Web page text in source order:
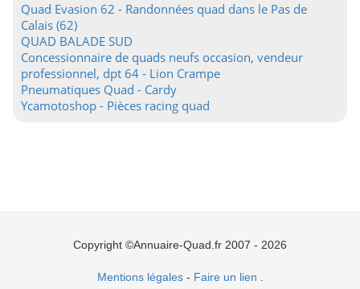
Quad Evasion 62 - Randonnées quad dans le Pas de
Calais (62)
QUAD BALADE SUD
Concessionnaire de quads neufs occasion, vendeur
professionnel, dpt 64 - Lion Crampe
Pneumatiques Quad - Cardy
Ycamotoshop - Pièces racing quad
Copyright ©Annuaire-Quad.fr 2007 - 2026
Mentions légales- Faire un lien